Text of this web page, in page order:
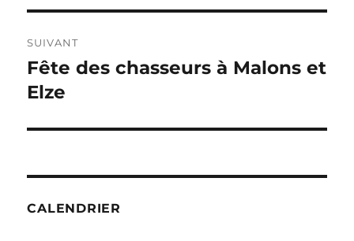
SUIVANT
Publication
suivante :
Fête des chasseurs à Malons et
Elze
CALENDRIER